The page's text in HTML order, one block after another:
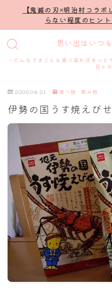
【鬼滅の刃×明治村コラ
らない程度のヒン
思い出はいつ
～どんなできごとも振り返ればきっ
日々
MENU
プロフィール
謎解き
ホテル滞在記
舞台・ライブ
名古屋
ナナちゃん人形
2009.04.21 食べ物・飲み物
伊勢の国うす焼えび